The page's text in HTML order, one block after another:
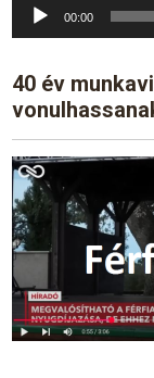
00:00
40 év